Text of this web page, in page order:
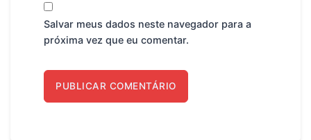
Salvar meus dados neste navegador para a
próxima vez que eu comentar.